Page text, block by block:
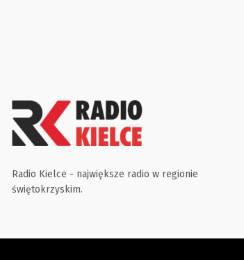
Radio Kielce - największe radio w regionie
świętokrzyskim.